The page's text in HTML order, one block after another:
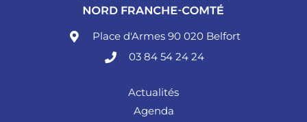
Place d'Armes 90 020 Belfort
03 84 54 24 24
Actualités
Agenda